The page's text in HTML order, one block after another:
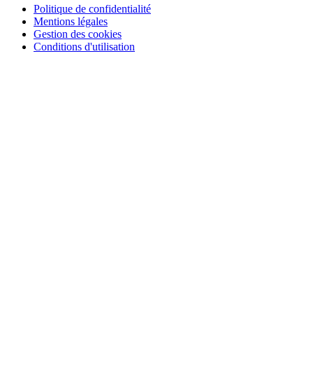
Politique de confidentialité
Mentions légales
Gestion des cookies
Conditions d'utilisation